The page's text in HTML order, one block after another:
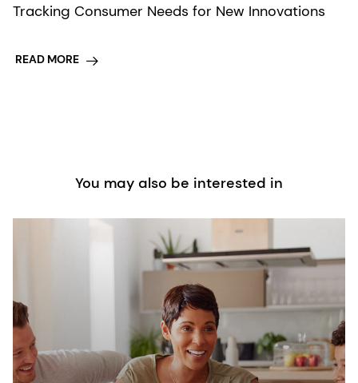
Tracking Consumer Needs for New Innovations
READ MORE
You may also be interested in